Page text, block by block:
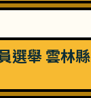
選舉 雲林縣